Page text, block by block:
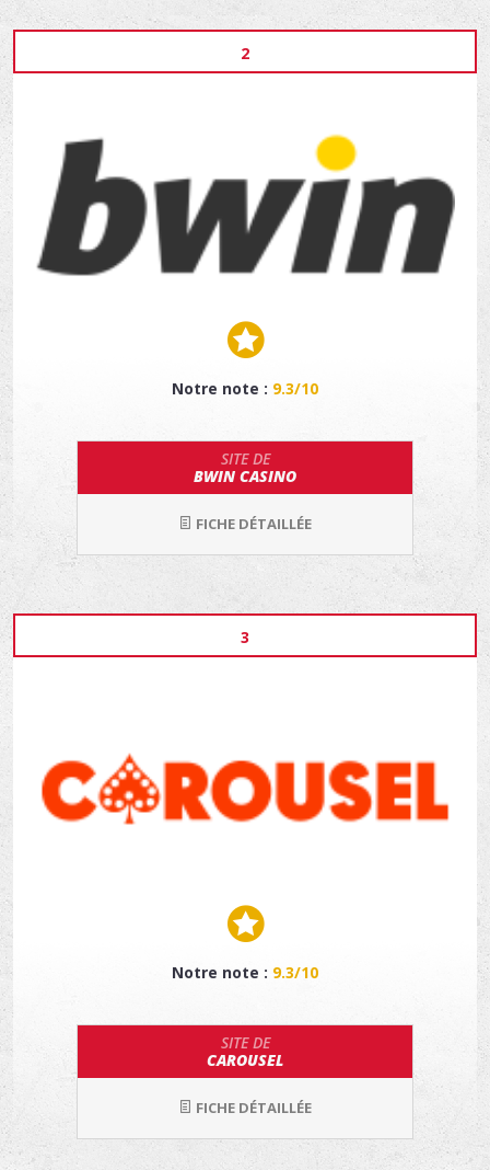
2
Notre note : 9.3/10
SITE DE
BWIN CASINO
FICHE DÉTAILLÉE
3
Notre note : 9.3/10
SITE DE
CAROUSEL
FICHE DÉTAILLÉE